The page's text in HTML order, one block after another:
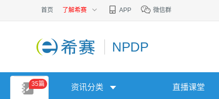
首页 了解希赛 APP 微信群
NPDP
资讯分类 直播课堂
35篇